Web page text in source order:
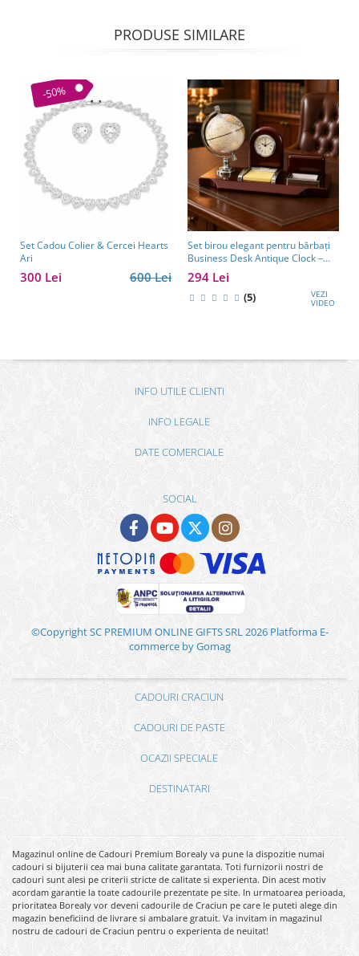
PRODUSE SIMILARE
-50%
Set Cadou Colier & Cercei Hearts
Ari
600 Lei
300 Lei
Set birou elegant pentru bărbați
Business Desk Antique Clock –
cadou premium pentru șef, soț
sau partener de afaceri
294 Lei
(5) VEZI
VIDEO
INFO UTILE CLIENTI
INFO LEGALE
DATE COMERCIALE
SOCIAL
©Copyright SC PREMIUM ONLINE GIFTS SRL 2026 Platforma E-
commerce by Gomag
CADOURI CRACIUN
CADOURI DE PASTE
OCAZII SPECIALE
DESTINATARI
Magazinul online de Cadouri Premium Borealy va pune la dispozitie numai
cadouri si bijuterii cea mai buna calitate garantata. Toti furnizorii nostri de
cadouri sunt alesi pe criterii stricte de calitate si experienta. Din acest motiv
acordam garantie la toate cadourile prezentate pe site. In urmatoarea perioada,
prioritatea Borealy vor deveni cadourile de Craciun pe care le puteti alege din
magazin beneficiind de livrare si ambalare gratuit. Va invitam in magazinul
nostru de cadouri de Craciun pentru o experienta de neuitat!